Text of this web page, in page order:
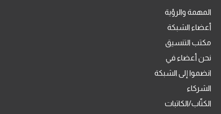
المهمة والرؤية
أعضاء الشبكة
مكتب التنسيق
نحن أعضاء في
انضموا إلى الشبكة
الشركاء
الكتّاب/الكاتبات